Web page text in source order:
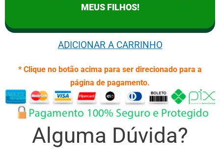
MEUS FILHOS!
ADICIONAR A CARRINHO
* Clique no botão acima para ser direcionado para a
página de pagamento.
Alguma Dúvida?